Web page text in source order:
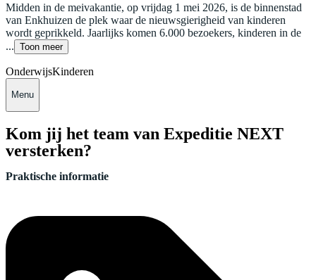
Midden in de meivakantie, op vrijdag 1 mei 2026, is de binnenstad
van Enkhuizen de plek waar de nieuwsgierigheid van kinderen
wordt geprikkeld. Jaarlijks komen 6.000 bezoekers, kinderen in de
... Toon meer
OnderwijsKinderen
Menu
Kom jij het team van Expeditie NEXT
versterken?
Praktische informatie